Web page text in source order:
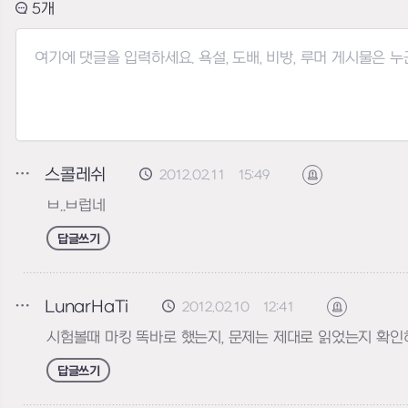
5
스콜레쉬 2012.02.11 15:49 신고하기
ㅂ..ㅂ럽네
답글쓰기
LunarHaTi 2012.02.10 12:41 신고하기
시험볼때 마킹 똑바로 했는지, 문제는 제대로 읽었는지 확인
답글쓰기